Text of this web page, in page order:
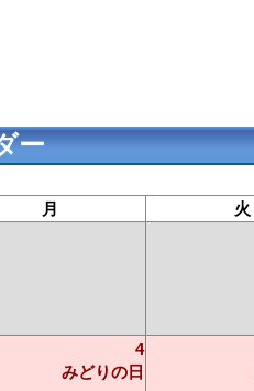
ー
月 火
4
みどりの日